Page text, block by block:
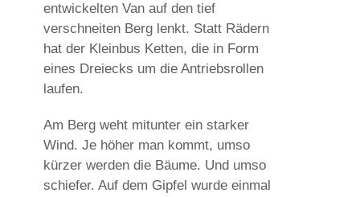
entwickelten Van auf den tief
verschneiten Berg lenkt. Statt Rädern
hat der Kleinbus Ketten, die in Form
eines Dreiecks um die Antriebsrollen
laufen.
Am Berg weht mitunter ein starker
Wind. Je höher man kommt, umso
kürzer werden die Bäume. Und umso
schiefer. Auf dem Gipfel wurde einmal